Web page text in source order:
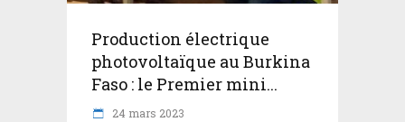
Production électrique
photovoltaïque au Burkina
Faso : le Premier mini...
24 mars 2023